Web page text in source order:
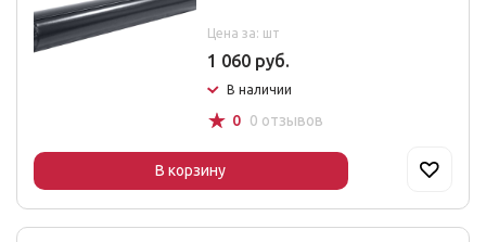
Цена за: шт
1 060 руб.
В наличии
☆ 0 0 отзывов
В корзину